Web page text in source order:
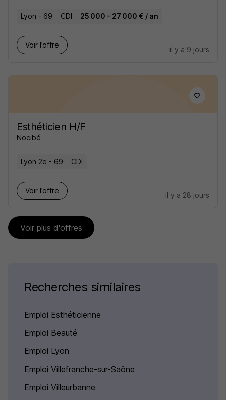
Lyon - 69 CDI 25 000 - 27 000 € / an
Voir l’offre
il y a 9 jours
Esthéticien H/F
Nocibé
Lyon 2e - 69 CDI
Voir l’offre
il y a 28 jours
Voir plus d'offres
Recherches similaires
Emploi Esthéticienne
Emploi Beauté
Emploi Lyon
Emploi Villefranche-sur-Saône
Emploi Villeurbanne